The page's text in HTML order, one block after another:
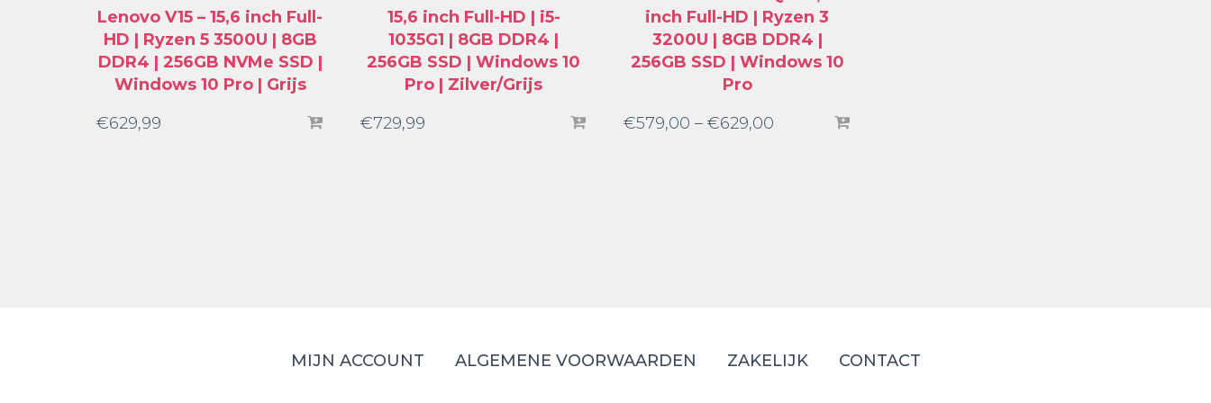
Lenovo V15 – 15,6 inch Full-
HD | Ryzen 5 3500U | 8GB
DDR4 | 256GB NVMe SSD |
Windows 10 Pro | Grijs
€629,99
15,6 inch Full-HD | i5-
1035G1 | 8GB DDR4 |
256GB SSD | Windows 10
Pro | Zilver/Grijs
€729,99
inch Full-HD | Ryzen 3
3200U | 8GB DDR4 |
256GB SSD | Windows 10
Pro
€579,00 – €629,00
MIJN ACCOUNT ALGEMENE VOORWAARDEN ZAKELIJK CONTACT